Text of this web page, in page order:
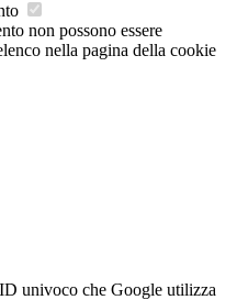
non possono essere
nella pagina della cookie
univoco che Google utilizza